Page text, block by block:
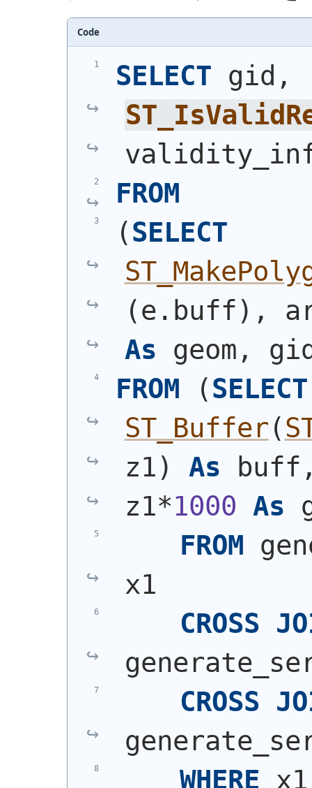
Code
SELECT
FROM
(SELECT
(e.buff) ,
As geom,
FROM
(SELECT
ST_Buffer (
z1) As
z1*1000 As
FROM
x1
CROSS
CROSS
WHERE